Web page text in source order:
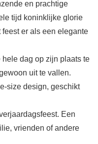
en prachtige
tijd koninklijke glorie
feest er als een elegante
hele dag op zijn plaats te
uit te vallen.
size design, geschikt
Een
vrienden of andere